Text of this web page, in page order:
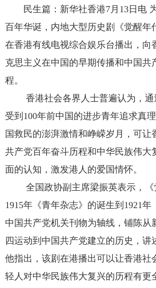
民生篇：新华社香港7月13日电
百年华诞，内地大型历史剧《觉醒年
在香港有线电视综合娱乐台播出，向
克思主义在中国的早期传播和中国共
程。
香港社会各界人士普遍认为，通
受到100年前中国的进步青年追求真
国救民的澎湃激情和峥嵘岁月，可让
共产党百年奋斗历程和中华民族伟大
面的认知，激发港人的爱国情怀。
全国政协副主席梁振英表示，《
1915年《青年杂志》的诞生到1921年
中国共产党机关刊物为轴线，铺陈从
四运动到中国共产党建立的历史，讲
他指出，该剧在港播出可以让香港社
轻人对中华民族伟大复兴的历程有更